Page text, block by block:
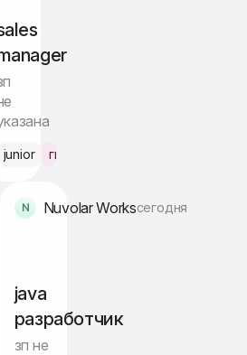
junior гибрид Лондон
Nuvolar Worksсегодня
java
разработчик
зп не